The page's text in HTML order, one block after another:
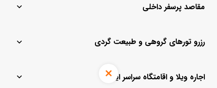
مقاصد پرسفر داخلی
تهران
ماسال
کیش
چادگان
رزرو تورهای گروهی و طبیعت گردی
تور لحظه آخری
تور کیش از مشهداجاره ویلا و اقامتگاه سراسر ایران